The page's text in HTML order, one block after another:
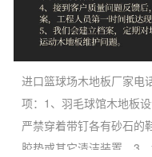
进口篮球场木地板厂家电
项：1、羽毛球馆木地板
严禁穿着带钉各有砂石的
胶垫或其它清洁装置。3